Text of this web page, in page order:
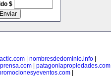
$
| nombresdedominio.info|
patagoniapropiedades.com